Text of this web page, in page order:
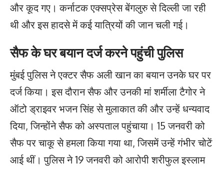
और कूद गए। कर्नाटक एक्सप्रेस बेंगलुरु से दिल्ली जा रही
थी और इस हादसे में कई यात्रियों की जान चली गई।
सैफ के घर बयान दर्ज करने पहुंची पुलिस
मुंबई पुलिस ने एक्टर सैफ अली खान का बयान उनके घर पर
दर्ज किया। इस दौरान सैफ और उनकी मां शर्मीला टैगोर ने
ऑटो ड्राइवर भजन सिंह से मुलाकात की और उन्हें धन्यवाद
दिया, जिन्होंने सैफ को अस्पताल पहुंचाया। 15 जनवरी को
सैफ पर चाकू से हमला किया गया था, जिसमें उन्हें गंभीर चोटें
आई थीं। पुलिस ने 19 जनवरी को आरोपी शरीफुल इस्लाम